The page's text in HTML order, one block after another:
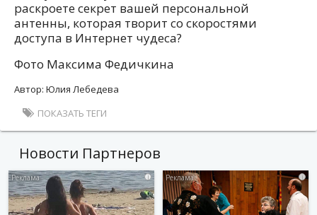
раскроете секрет вашей персональной
антенны, которая творит со скоростями
доступа в Интернет чудеса?
Фото Максима Федичкина
Автор: Юлия Лебедева
ПОКАЗАТЬ ТЕГИ
Новости Партнеров
i i